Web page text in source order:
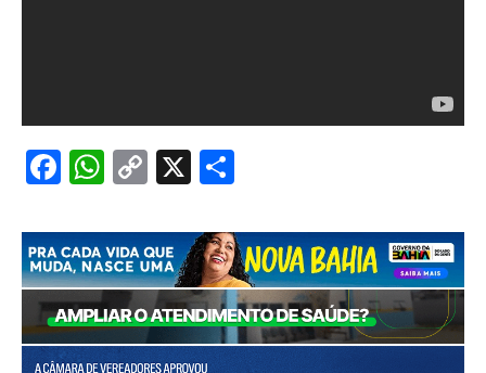
Facebook
WhatsApp
Copy
X